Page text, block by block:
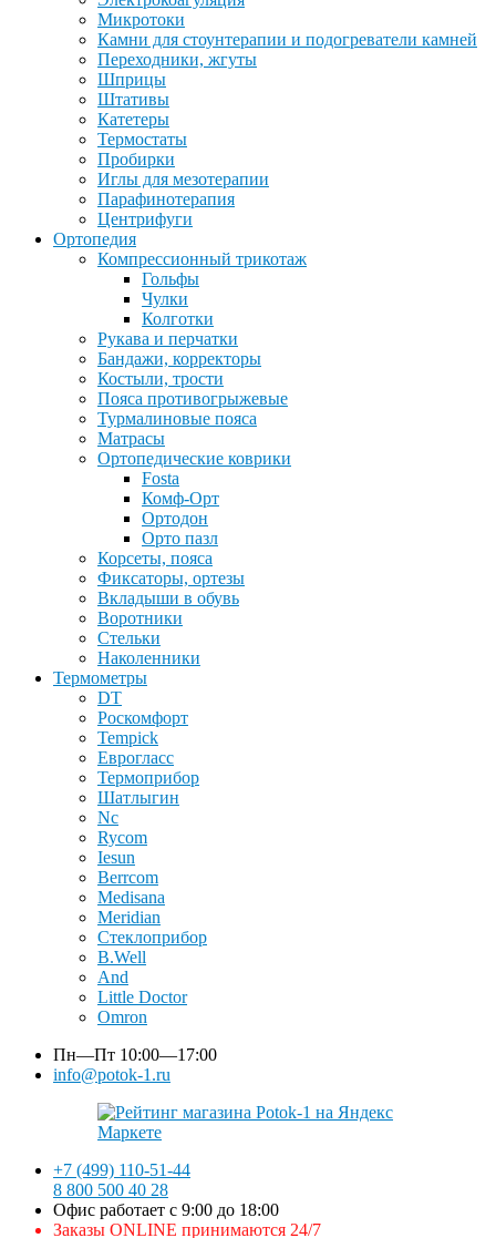
Микротоки
Камни для стоунтерапии и подогреватели камней
Переходники, жгуты
Шприцы
Штативы
Катетеры
Термостаты
Пробирки
Иглы для мезотерапии
Парафинотерапия
Центрифуги
Ортопедия
Компрессионный трикотаж
Гольфы
Чулки
Колготки
Рукава и перчатки
Бандажи, корректоры
Костыли, трости
Пояса противогрыжевые
Турмалиновые пояса
Матрасы
Ортопедические коврики
Fosta
Комф-Орт
Ортодон
Орто пазл
Корсеты, пояса
Фиксаторы, ортезы
Вкладыши в обувь
Воротники
Стельки
Наколенники
Термометры
DT
Роскомфорт
Tempick
Еврогласс
Термоприбор
Шатлыгин
Nc
Rycom
Iesun
Berrcom
Medisana
Meridian
Стеклоприбор
B.Well
And
Little Doctor
Omron
Пн—Пт 10:00—17:00
info@potok-1.ru
+7 (499) 110-51-44
8 800 500 40 28
Офис работает с 9:00 до 18:00
Заказы ONLINE принимаются 24/7